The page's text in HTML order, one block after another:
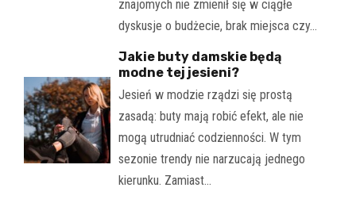
znajomych nie zmienił się w ciągłe
dyskusje o budżecie, brak miejsca czy…
Jakie buty damskie będą
modne tej jesieni?
Jesień w modzie rządzi się prostą
zasadą: buty mają robić efekt, ale nie
mogą utrudniać codzienności. W tym
sezonie trendy nie narzucają jednego
kierunku. Zamiast…